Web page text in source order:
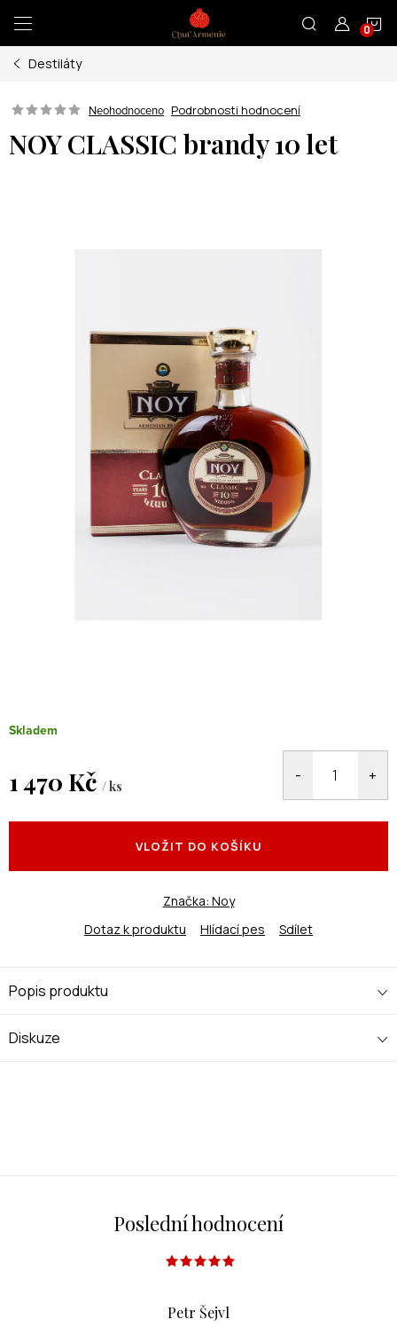
obsah
Destiláty
Neohodnoceno Podrobnosti hodnocení
NOY CLASSIC brandy 10 let
Skladem
1 470 Kč / ks
cena:
VLOŽIT DO KOŠÍKU
Značka: Noy
Dotaz k produktu
Hlídací pes Sdílet
Popis produktu
Diskuze
Poslední hodnocení
Petr Šejvl